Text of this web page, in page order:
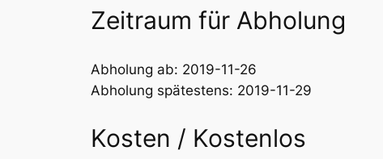
Zeitraum für Abholung
Abholung ab: 2019-11-26
Abholung spätestens: 2019-11-29
Kosten / Kostenlos